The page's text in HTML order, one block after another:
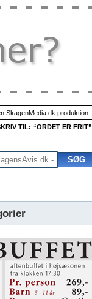
SkagenMedia.dk produktion
TIL: “ORDET ER FRIT”